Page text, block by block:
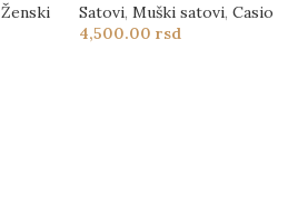
Ženski
Satovi, Muški satovi, Casio
4,500.00 rsd